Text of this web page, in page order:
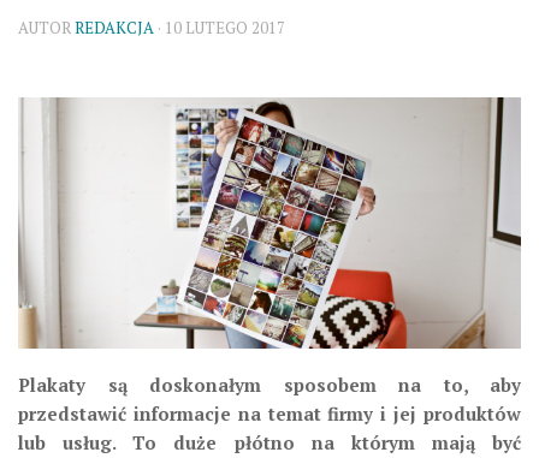
AUTORREDAKCJA · 10 LUTEGO 2017
Plakaty są doskonałym sposobem na to, aby
przedstawić informacje na temat firmy i jej produktów
lub usług. To duże płótno na którym mają być